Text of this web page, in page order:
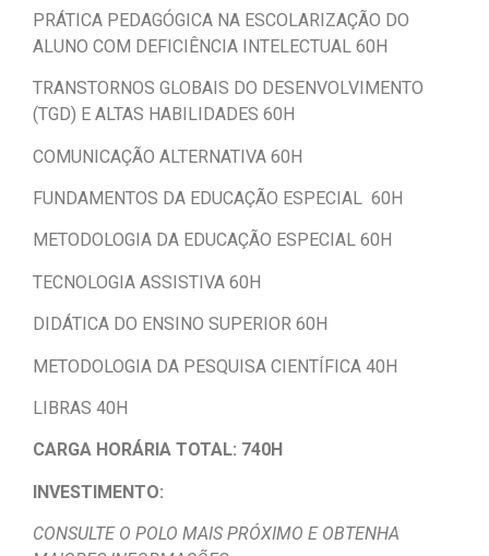
PRÁTICA PEDAGÓGICA NA ESCOLARIZAÇÃO DO
ALUNO COM DEFICIÊNCIA INTELECTUAL 60H
TRANSTORNOS GLOBAIS DO DESENVOLVIMENTO
(TGD) E ALTAS HABILIDADES 60H
COMUNICAÇÃO ALTERNATIVA 60H
FUNDAMENTOS DA EDUCAÇÃO ESPECIAL 60H
METODOLOGIA DA EDUCAÇÃO ESPECIAL 60H
TECNOLOGIA ASSISTIVA 60H
DIDÁTICA DO ENSINO SUPERIOR 60H
METODOLOGIA DA PESQUISA CIENTÍFICA 40H
LIBRAS 40H
CARGA HORÁRIA TOTAL: 740H
INVESTIMENTO:
CONSULTE O POLO MAIS PRÓXIMO E OBTENHA